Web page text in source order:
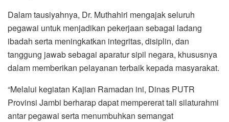
Dalam tausiyahnya, Dr. Muthahiri mengajak seluruh
pegawai untuk menjadikan pekerjaan sebagai ladang
ibadah serta meningkatkan integritas, disiplin, dan
tanggung jawab sebagai aparatur sipil negara, khususnya
dalam memberikan pelayanan terbaik kepada masyarakat.
“Melalui kegiatan Kajian Ramadan ini, Dinas PUTR
Provinsi Jambi berharap dapat mempererat tali silaturahmi
antar pegawai serta menumbuhkan semangat